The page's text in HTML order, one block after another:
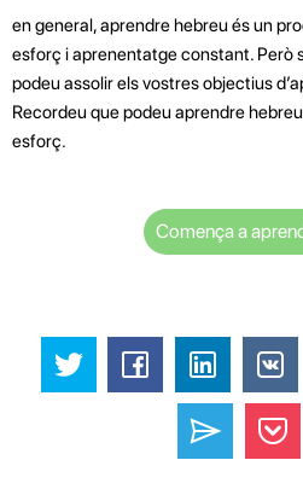
en general, aprendre hebreu és un
esforç i aprenentatge constant. Però
podeu assolir els vostres objectius
Recordeu que podeu aprendre
esforç.
Comença a